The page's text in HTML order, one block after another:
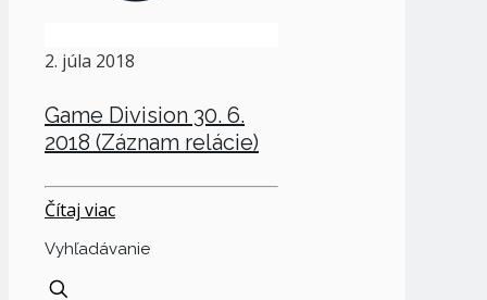
2. júla 2018
Game Division 30. 6.
2018 (Záznam relácie)
Čítaj viac
Vyhľadávanie